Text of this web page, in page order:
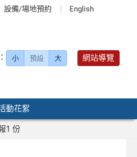
設備/場地預約 English
小 預設 大 網站導覽
動花絮
1 份